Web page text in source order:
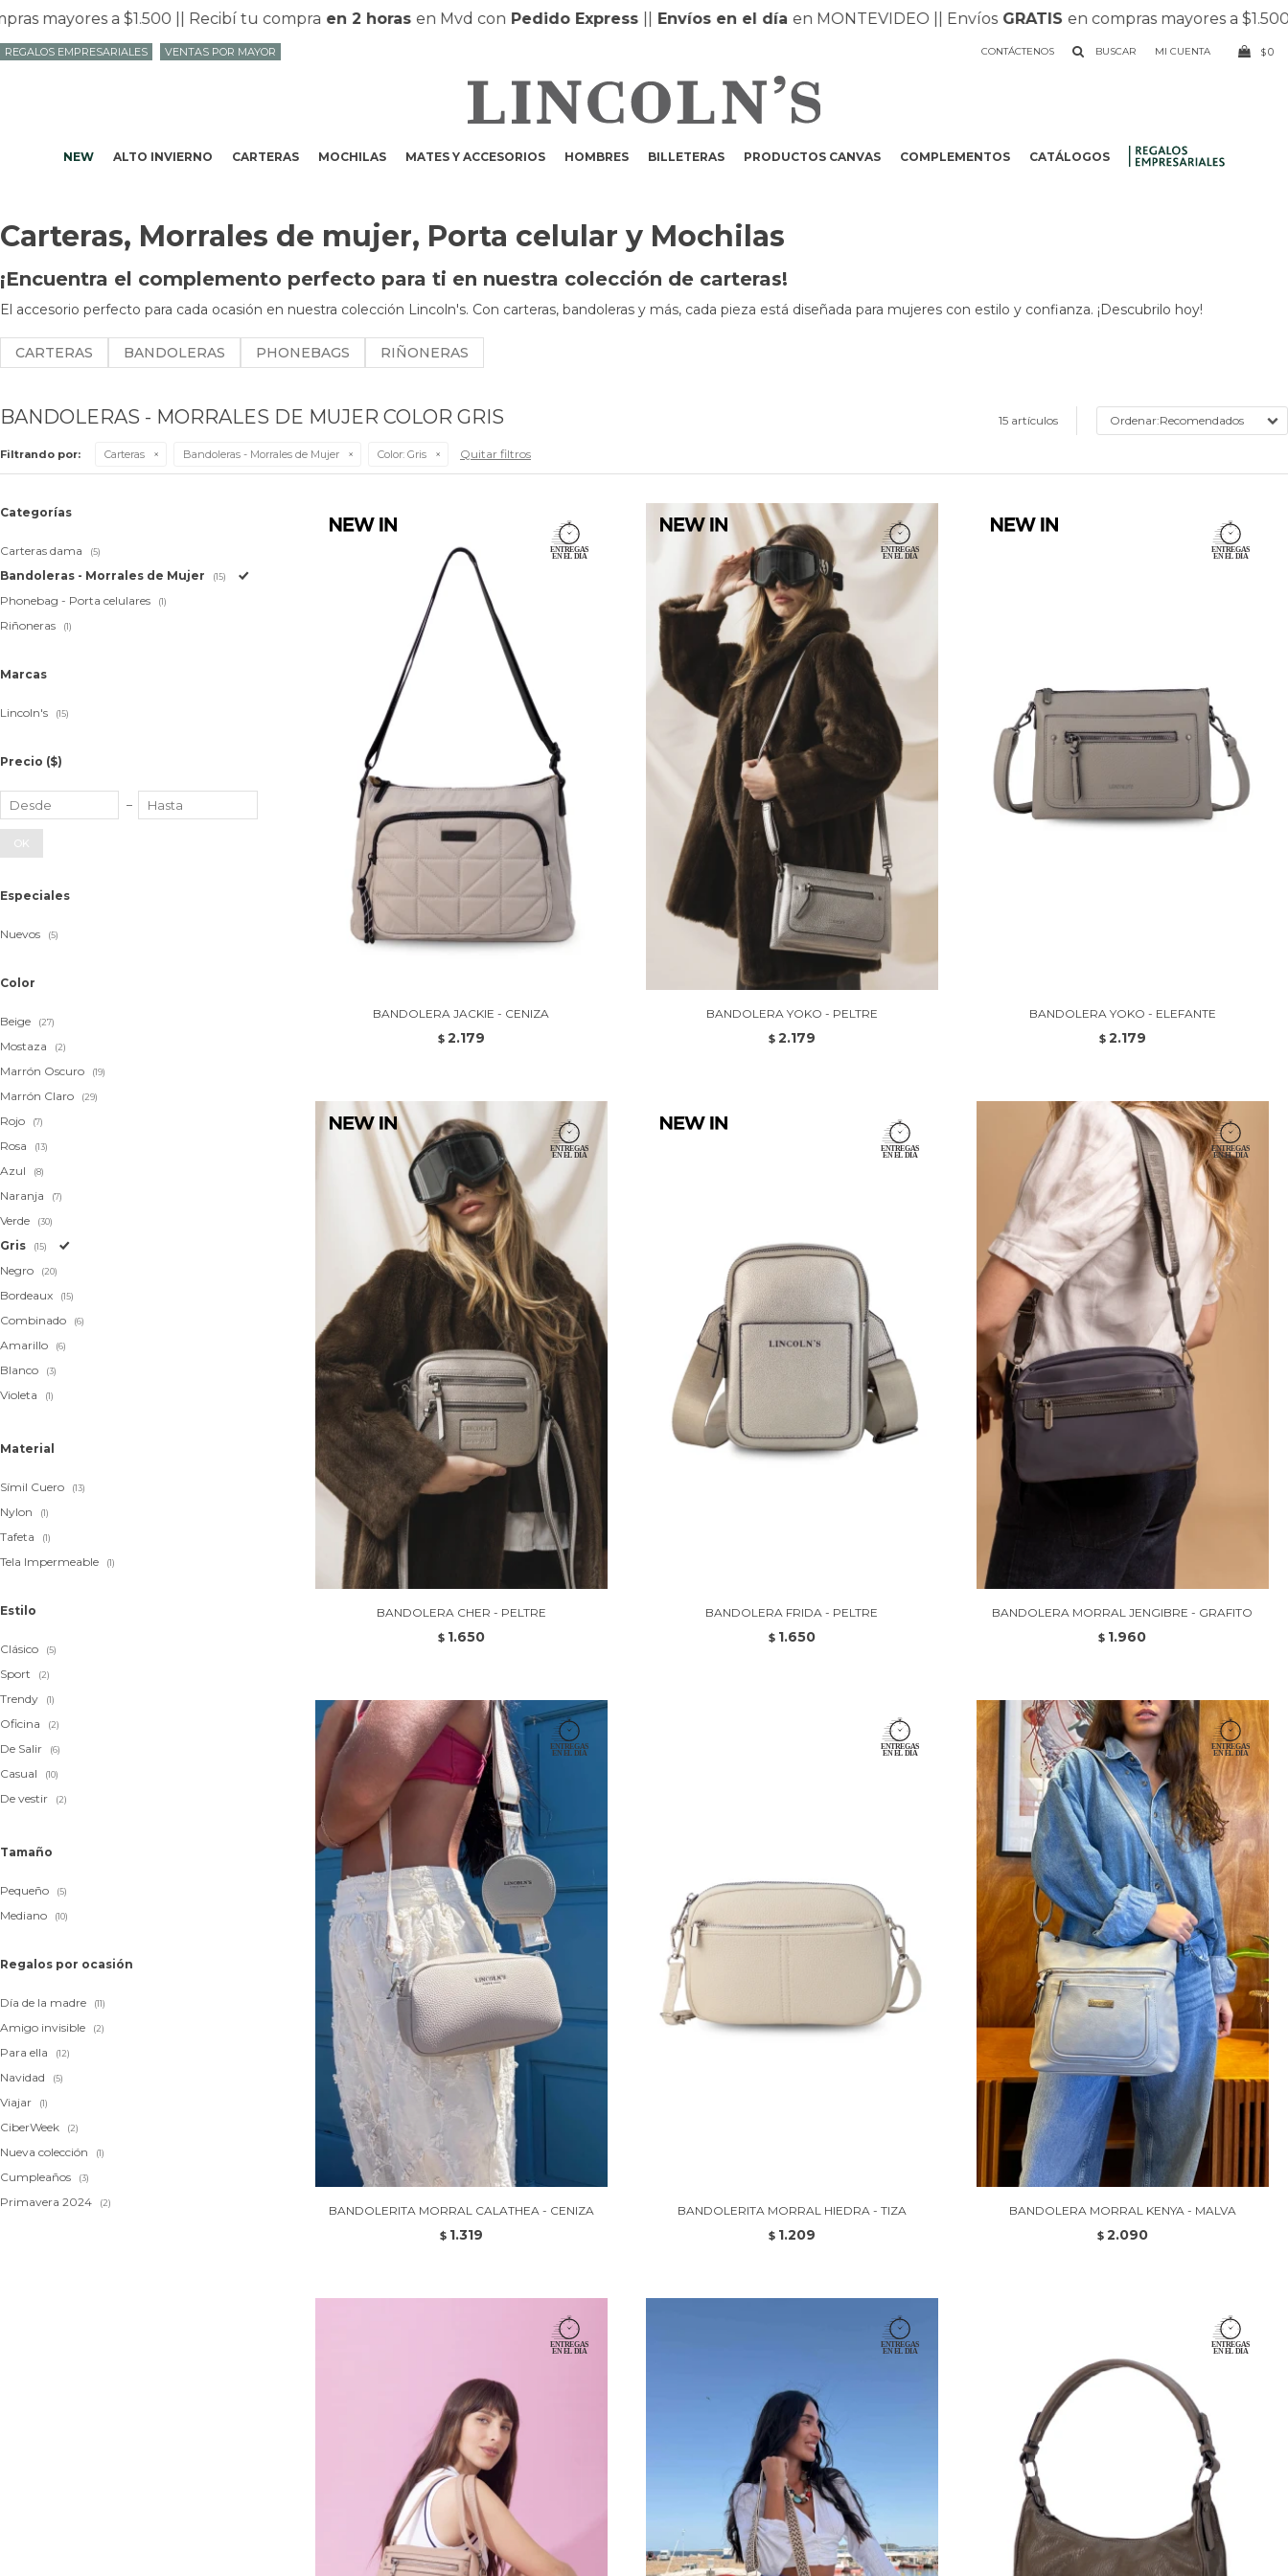
a $1.500 || Recibí tu compraen 2 horas en Mvd conPedido Express||Envíos en el día en MONTEVIDEO || Envíos GRATISen compras mayores a $1.500 ||
NEW ALTO INVIERNO CARTERAS MOCHILAS MATES Y ACCESORIOS HOMBRES BILLETERAS PRODUCTOS CANVAS COMPLEMENTOS CATÁLOGOS
CONTÁCTENOS $0
REGALOS EMPRESARIALES VENTAS POR MAYOR
Carteras, Morrales de mujer, Porta celular y Mochilas
¡Encuentra el complemento perfecto para ti en nuestra colección de carteras!
El accesorio perfecto para cada ocasión en nuestra colección Lincoln's. Con carteras, bandoleras y más, cada pieza está diseñada para mujeres con estilo y confianza. ¡Descubrilo hoy!
CARTERAS BANDOLERAS PHONEBAGS RIÑONERAS
BANDOLERAS - MORRALES DE MUJER COLOR GRIS 15 artículos Recomendados
Filtrando por: Carteras Bandoleras - Morrales de Mujer Color: Gris Quitar filtros
BANDOLERA JACKIE - CENIZA
$ 2.179
BANDOLERA YOKO - PELTRE
$ 2.179
BANDOLERA YOKO - ELEFANTE
$ 2.179
BANDOLERA CHER - PELTRE
$ 1.650
BANDOLERA FRIDA - PELTRE
$ 1.650
BANDOLERA MORRAL JENGIBRE - GRAFITO
$ 1.960
BANDOLERITA MORRAL CALATHEA - CENIZA
$ 1.319
BANDOLERITA MORRAL HIEDRA - TIZA
$ 1.209
BANDOLERA MORRAL KENYA - MALVA
$ 2.090
Categorías
Carteras dama (5)
Bandoleras - Morrales de Mujer (15)
Phonebag - Porta celulares (1)
Riñoneras (1)
Marcas
Lincoln's (15)
Precio ($)
OK
Especiales
Nuevos (5)
Color
Beige (27)
Mostaza (2)
Marrón Oscuro (19)
Marrón Claro (29)
Rojo (7)
Rosa (13)
Azul (8)
Naranja (7)
Verde (30)
Gris (15)
Negro (20)
Bordeaux (15)
Combinado (6)
Amarillo (6)
Blanco (3)
Violeta (1)
Material
Símil Cuero (13)
Nylon (1)
Tafeta (1)
Tela Impermeable (1)
Estilo
Clásico (5)
Sport (2)
Trendy (1)
Oficina (2)
De Salir (6)
Casual (10)
De vestir (2)
Tamaño
Pequeño (5)
Mediano (10)
Regalos por ocasión
Día de la madre (11)
Amigo invisible (2)
Para ella (12)
Navidad (5)
Viajar (1)
CiberWeek (2)
Nueva colección (1)
Cumpleaños (3)
Primavera 2024 (2)